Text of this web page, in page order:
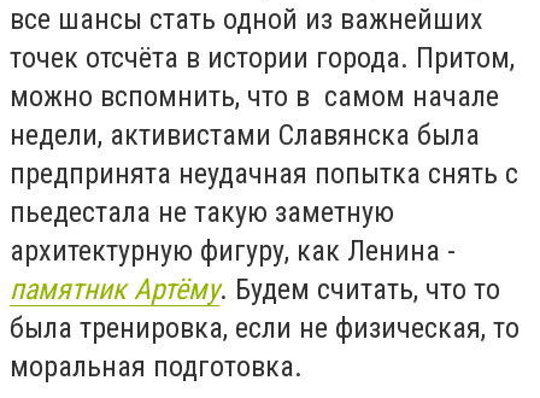
все шансы стать одной из важнейших
точек отсчёта в истории города. Притом,
можно вспомнить, что в самом начале
недели, активистами Славянска была
предпринята неудачная попытка снять с
пьедестала не такую заметную
архитектурную фигуру, как Ленина -
памятник Артёму. Будем считать, что то
была тренировка, если не физическая, то
моральная подготовка.